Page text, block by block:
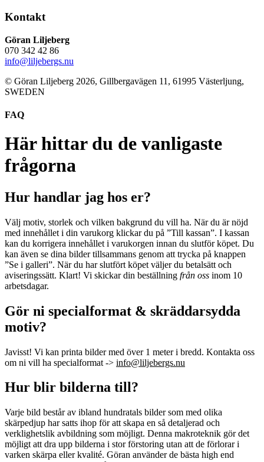
Kontakt
Göran Liljeberg
070 342 42 86
info@liljebergs.nu
© Göran Liljeberg 2026, Gillbergavägen 11, 61995 Västerljung,
SWEDEN
FAQ
Här hittar du de vanligaste
frågorna
Hur handlar jag hos er?
Välj motiv, storlek och vilken bakgrund du vill ha. När du är nöjd
med innehållet i din varukorg klickar du på ”Till kassan”. I kassan
kan du korrigera innehållet i varukorgen innan du slutför köpet. Du
kan även se dina bilder tillsammans genom att trycka på knappen
”Se i galleri”. När du har slutfört köpet väljer du betalsätt och
aviseringssätt. Klart! Vi skickar din beställning från oss inom 10
arbetsdagar.
Gör ni specialformat & skräddarsydda
motiv?
Javisst! Vi kan printa bilder med över 1 meter i bredd. Kontakta oss
om ni vill ha specialformat -> info@liljebergs.nu
Hur blir bilderna till?
Varje bild består av ibland hundratals bilder som med olika
skärpedjup har satts ihop för att skapa en så detaljerad och
verklighetslik avbildning som möjligt. Denna makroteknik gör det
möjligt att dra upp bilderna i stor förstoring utan att de förlorar i
varken skärpa eller kvalité. Göran använder de bästa high end